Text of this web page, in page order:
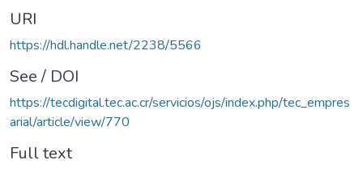
URI
https://hdl.handle.net/2238/5566
See / DOI
https://tecdigital.tec.ac.cr/servicios/ojs/index.php/tec_empres
arial/article/view/770
Full text